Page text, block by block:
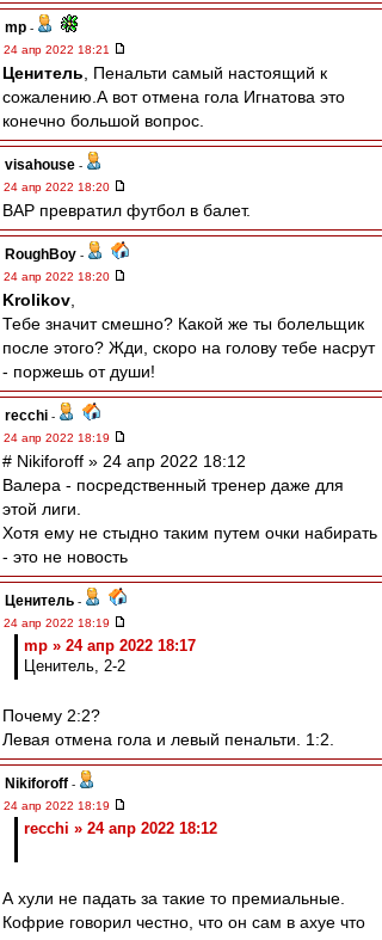
mp -
24 апр 2022 18:21
Ценитель , Пенальти самый настоящий к
сожалению.А вот отмена гола Игнатова это
конечно большой вопрос.
visahouse -
24 апр 2022 18:20
ВАР превратил футбол в балет.
RoughBoy -
24 апр 2022 18:20
Krolikov
Тебе значит смешно? Какой же ты болельщик
после этого? Жди, скоро на голову тебе насрут
- поржешь от души!
recchi -
24 апр 2022 18:19
# Nikiforoff » 24 апр 2022 18:12
Валера - посредственный тренер даже для
этой лиги.
Хотя ему не стыдно таким путем очки набирать
- это не новость
Ценитель -
24 апр 2022 18:19
mp » 24 апр 2022 18:17
Ценитель, 2-2
Почему 2:2?
Левая отмена гола и левый пенальти. 1:2.
Nikiforoff -
24 апр 2022 18:19
recchi » 24 апр 2022 18:12
А хули не падать за такие то премиальные.
Кофрие говорил честно, что он сам в ахуе что